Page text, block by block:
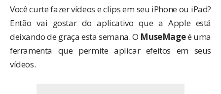
Você curte fazer vídeos e clips em seu iPhone ou iPad?
Então vai gostar do aplicativo que a Apple está
deixando de graça esta semana. O MuseMageé uma
ferramenta que permite aplicar efeitos em seus
vídeos.